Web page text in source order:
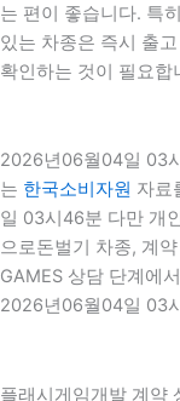
는 편이 좋습니다. 특
있는 차종은 즉시 출
확인하는 것이 필요합
2026년06월04일 03
는 한국소비자원 자료
일 03시46분 다만 개
으로돈벌기 차종, 계
GAMES 상담 단계에
2026년06월04일 03
플래시게임개발 계약